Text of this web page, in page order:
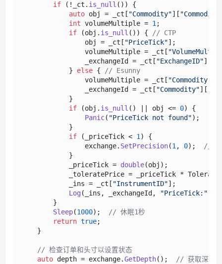
if (!_ct. is_null ()) {
auto obj = _ct[ "Commodity"][
int volumeMultiple = 1 ;
if (obj. is_null ()) {
// CTP
                obj = _ct[
"PriceTick"];
                volumeMultiple = _ct[
                _exchangeId = _ct[
"ExchangeID"];
            }
else {
// Esunny
                volumeMultiple = _ct[
"Commodity"
                _exchangeId = _ct[
"Commodity"][
            }
if (obj. is_null () || obj <= 0) {
Panic( "PriceTick not found");
            }
if (_priceTick < 1 ) {
                exchange.
SetPrecision(1 , 0);
// 设
            }
            _priceTick =
double(obj);
_toleratePrice = _priceTick *
            _ins = _ct[
"InstrumentID"];
Log(_ins, _exchangeId, "PriceTick:"
        }
Sleep(1000);
// 休眠1秒
return true;
    }
// 检查订单和头寸以设置状态
auto depth = exchange.GetDepth();
// 获取深度